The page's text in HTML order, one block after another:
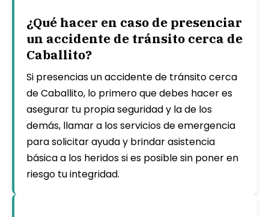
¿Qué hacer en caso de presenciar
un accidente de tránsito cerca de
Caballito?
Si presencias un accidente de tránsito cerca
de Caballito, lo primero que debes hacer es
asegurar tu propia seguridad y la de los
demás, llamar a los servicios de emergencia
para solicitar ayuda y brindar asistencia
básica a los heridos si es posible sin poner en
riesgo tu integridad.